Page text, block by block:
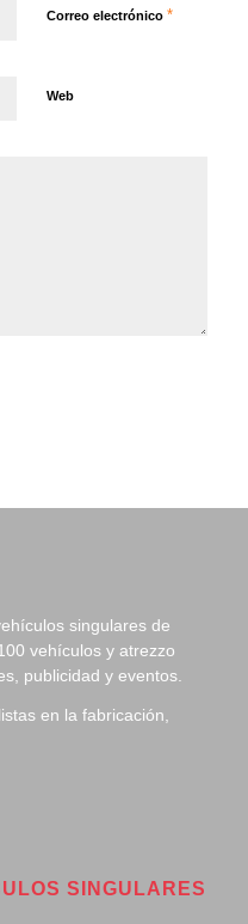
Correo electrónico *
Web
singulares de
vehículos y atrezzo
publicidad y eventos.
en la fabricación,
SINGULARES